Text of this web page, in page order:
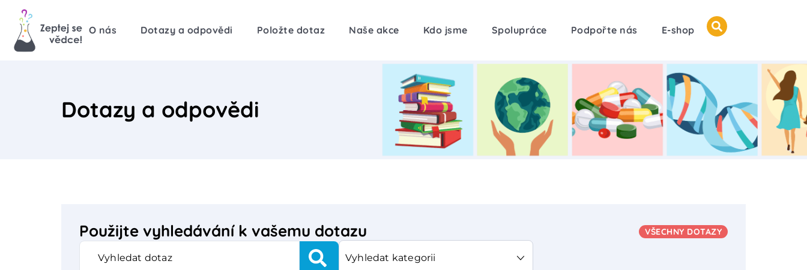
O nás Dotazy a odpovědi Položte dotaz Naše akce Kdo jsme Spolupráce Podpořte nás E-shop
Dotazy a odpovědi
Použijte vyhledávání k vašemu dotazu VŠECHNY DOTAZY